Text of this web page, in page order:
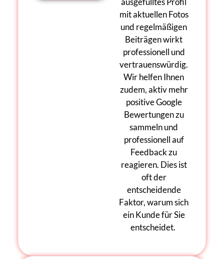
mit aktuellen Fotos
und regelmäßigen
Beiträgen wirkt
professionell und
vertrauenswürdig.
Wir helfen Ihnen
zudem, aktiv mehr
positiveGoogle
Bewertungenzu
sammeln und
professionell auf
Feedback zu
reagieren. Dies ist
oft der
entscheidende
Faktor, warum sich
ein Kunde für Sie
entscheidet.